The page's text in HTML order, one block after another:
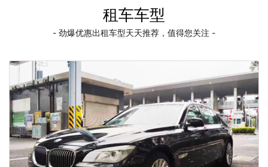
租车车型
- 劲爆优惠出租车型天天推荐，值得您关注 -